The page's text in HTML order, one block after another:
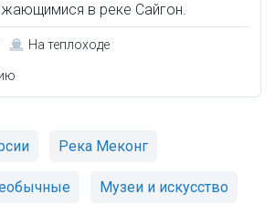
в реке Сайгон.
На теплоходе
Река Меконг
Музеи и искусство